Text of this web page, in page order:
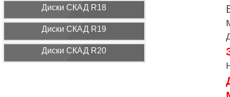
Диcки СКАД R18
Диcки СКАД R19
Диcки СКАД R20